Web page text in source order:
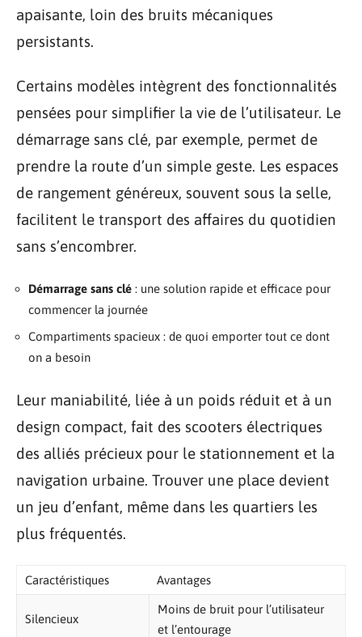
apaisante, loin des bruits mécaniques
persistants.
Certains modèles intègrent des fonctionnalités
pensées pour simplifier la vie de l’utilisateur. Le
démarrage sans clé, par exemple, permet de
prendre la route d’un simple geste. Les espaces
de rangement généreux, souvent sous la selle,
facilitent le transport des affaires du quotidien
sans s’encombrer.
Démarrage sans clé : une solution rapide et efficace pour
commencer la journée
Compartiments spacieux : de quoi emporter tout ce dont
on a besoin
Leur maniabilité, liée à un poids réduit et à un
design compact, fait des scooters électriques
des alliés précieux pour le stationnement et la
navigation urbaine. Trouver une place devient
un jeu d’enfant, même dans les quartiers les
plus fréquentés.
Caractéristiques Avantages
Silencieux
Moins de bruit pour l’utilisateur
et l’entourage